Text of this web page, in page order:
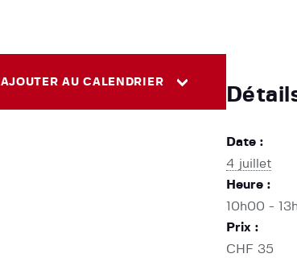
AJOUTER AU CALENDRIER
Date :
4 juillet
Heure :
10h00 -
Prix :
CHF 35